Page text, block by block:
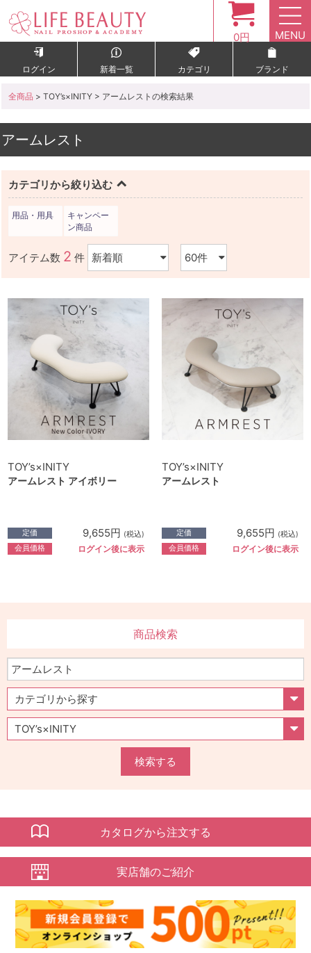
0円 MENU
ログイン 新着一覧 カテゴリ ブランド
全商品 > TOY’s×INITY > アームレストの検索結果
アームレスト
カテゴリから絞り込む
用品・用具
キャンペー
ン商品
アイテム数 2 件
TOY’s×INITY
アームレスト アイボリー
定価 9,655円 (税込)
会員価格 ログイン後に表示
TOY’s×INITY
アームレスト
定価 9,655円 (税込)
会員価格 ログイン後に表示
商品検索
検索する
カタログから注文する
実店舗のご紹介